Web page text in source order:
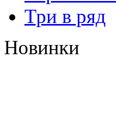
Три в ряд
Новинки